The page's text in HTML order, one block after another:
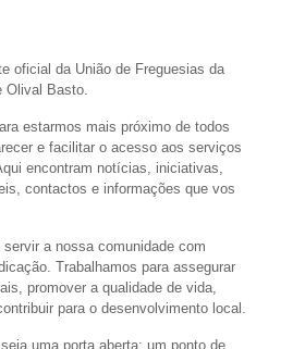
oficial da União de Freguesias da
Olival Basto.
estarmos mais próximo de todos
e facilitar o acesso aos serviços
encontram notícias, iniciativas,
contactos e informações que vos
a nossa comunidade com
Trabalhamos para assegurar
promover a qualidade de vida,
para o desenvolvimento local.
uma porta aberta: um ponto de